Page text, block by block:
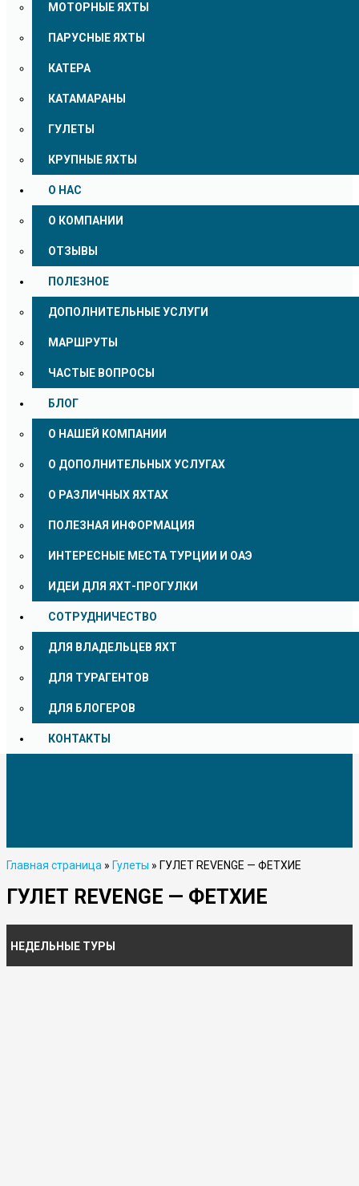
МОТОРНЫЕ ЯХТЫ
ПАРУСНЫЕ ЯХТЫ
КАТЕРА
КАТАМАРАНЫ
ГУЛЕТЫ
КРУПНЫЕ ЯХТЫ
О НАС
О КОМПАНИИ
ОТЗЫВЫ
ПОЛЕЗНОЕ
ДОПОЛНИТЕЛЬНЫЕ УСЛУГИ
МАРШРУТЫ
ЧАСТЫЕ ВОПРОСЫ
БЛОГ
О НАШЕЙ КОМПАНИИ
О ДОПОЛНИТЕЛЬНЫХ УСЛУГАХ
О РАЗЛИЧНЫХ ЯХТАХ
ПОЛЕЗНАЯ ИНФОРМАЦИЯ
ИНТЕРЕСНЫЕ МЕСТА ТУРЦИИ И ОАЭ
ИДЕИ ДЛЯ ЯХТ-ПРОГУЛКИ
СОТРУДНИЧЕСТВО
ДЛЯ ВЛАДЕЛЬЦЕВ ЯХТ
ДЛЯ ТУРАГЕНТОВ
ДЛЯ БЛОГЕРОВ
КОНТАКТЫ
Главная страница » Гулеты » ГУЛЕТ REVENGE — ФЕТХИЕ
ГУЛЕТ REVENGE — ФЕТХИЕ
НЕДЕЛЬНЫЕ ТУРЫ